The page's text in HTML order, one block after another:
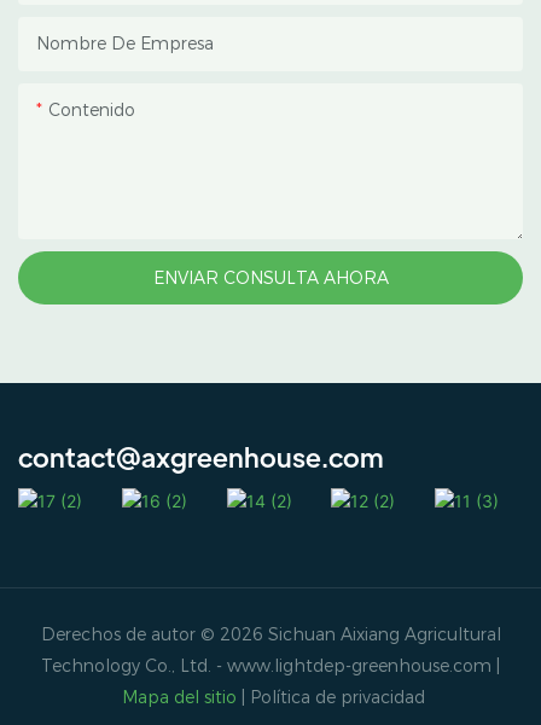
intensas y la luz solar
Nombre De Empresa
Contenido
ENVIAR CONSULTA AHORA
contact@axgreenhouse.com
Derechos de autor © 2026 Sichuan Aixiang Agricultural
Technology Co., Ltd. - www.lightdep-greenhouse.com
Mapa del sitio
Política de privacidad